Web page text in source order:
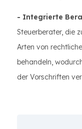
- Integrierte
Steuerberater, die
Arten von
behandeln,
der Vorschriften